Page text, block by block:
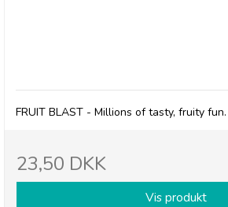
FRUIT BLAST - Millions of tasty, fruity fun.
23,50 DKK
Vis produkt